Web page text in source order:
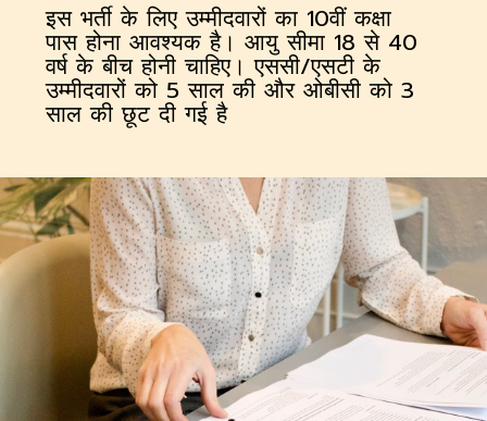
इस भर्ती के लिए उम्मीदवारों का 10वीं कक्षा
पास होना आवश्यक है। आयु सीमा 18 से 40
वर्ष के बीच होनी चाहिए। एससी/एसटी के
उम्मीदवारों को 5 साल की और ओबीसी को 3
साल की छूट दी गई है